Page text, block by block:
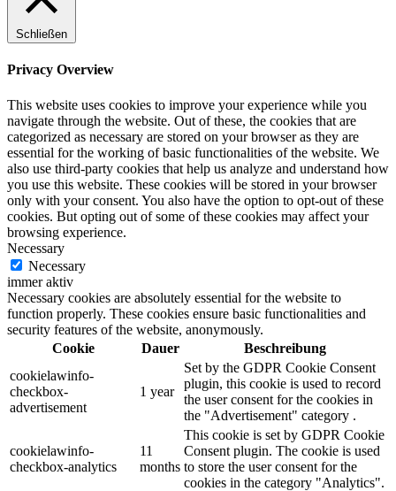
Schließen
Privacy Overview
This website uses cookies to improve your experience while you
navigate through the website. Out of these, the cookies that are
categorized as necessary are stored on your browser as they are
essential for the working of basic functionalities of the website. We
also use third-party cookies that help us analyze and understand how
you use this website. These cookies will be stored in your browser
only with your consent. You also have the option to opt-out of these
cookies. But opting out of some of these cookies may affect your
browsing experience.
Necessary
Necessary
immer aktiv
Necessary cookies are absolutely essential for the website to
function properly. These cookies ensure basic functionalities and
security features of the website, anonymously.
Cookie
Dauer
Beschreibung
cookielawinfo-
checkbox-
advertisement
1 year
Set by the GDPR Cookie Consent
plugin, this cookie is used to record
the user consent for the cookies in
the "Advertisement" category .
cookielawinfo-
checkbox-analytics
11
months
This cookie is set by GDPR Cookie
Consent plugin. The cookie is used
to store the user consent for the
cookies in the category "Analytics".